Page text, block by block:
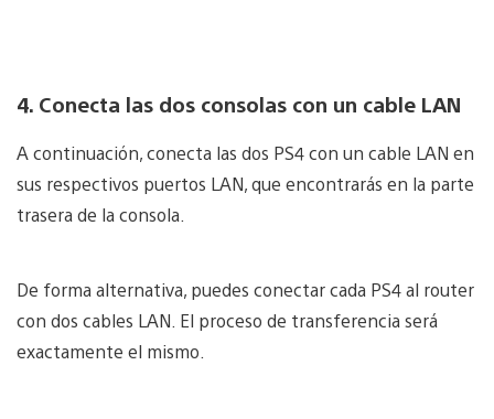
4. Conecta las dos consolas con un cable LAN
A continuación, conecta las dos PS4 con un cable LAN en
sus respectivos puertos LAN, que encontrarás en la parte
trasera de la consola.
De forma alternativa, puedes conectar cada PS4 al router
con dos cables LAN. El proceso de transferencia será
exactamente el mismo.